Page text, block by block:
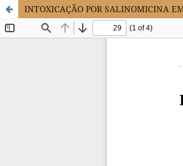
INTOXICAÇÃO POR SALINOMICINA